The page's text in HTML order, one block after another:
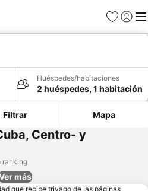
Favoritos
Iniciar
Huéspedes/habitaciones
2 huéspedes, 1 habitación
Filtrar Mapa
Centro- y
ranking
más
que recibe trivago de las páginas